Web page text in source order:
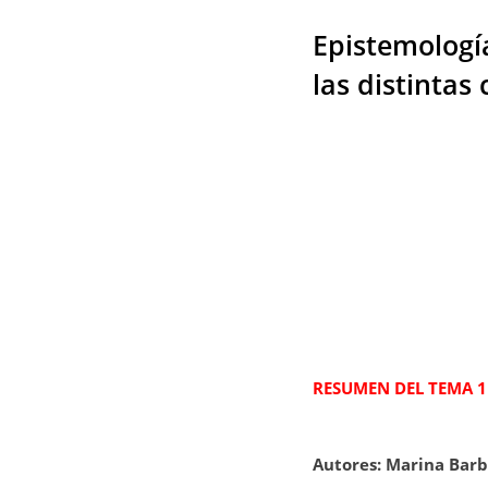
las distintas
RESUMEN DEL TEMA 1
Autores: Marina